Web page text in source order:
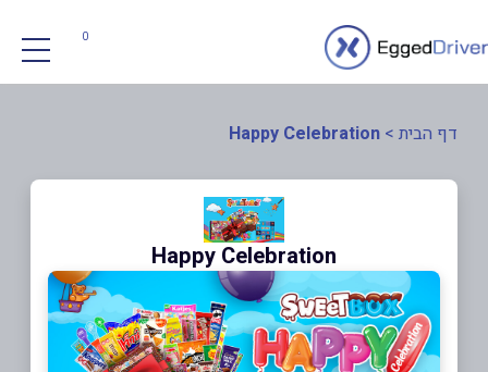
0
דף הבית >
Happy Celebration
Happy Celebration